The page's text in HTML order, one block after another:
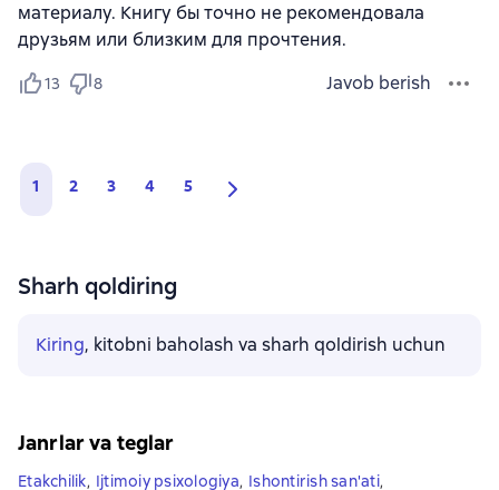
материалу. Книгу бы точно не рекомендовала
друзьям или близким для прочтения.
13 8 Javob berish
1 2 3 4 5
Sharh qoldiring
Kiring, kitobni baholash va sharh qoldirish uchun
Janrlar va teglar
Etakchilik, Ijtimoiy psixologiya, Ishontirish san'ati,